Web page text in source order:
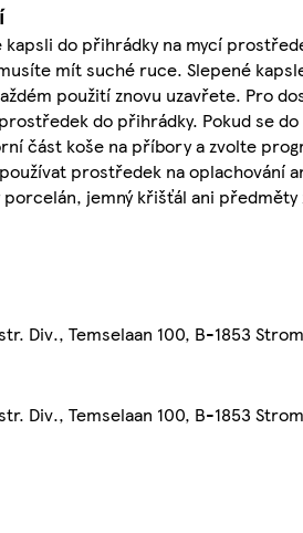
kapsli do přihrádky na mycí
mít suché ruce. Slepené
použití znovu uzavřete. Pro
do přihrádky. Pokud se
část koše na příbory a zvolte
prostředek na oplachování
porcelán, jemný křišťál ani
Div., Temselaan 100, B-1853
Div., Temselaan 100, B-1853